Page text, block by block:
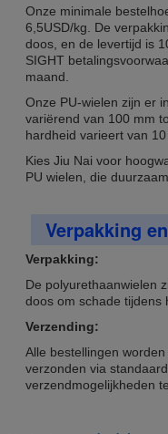
Onze minimale
6,5USD/kg. De
doos, en de levertijd is
SIGHT
maand.
Onze PU-wielen zijn er
variërend van 100 mm
hardheid varieert van
Kies Jiu Nai voor
PU wielen, die
Verpakking
Verpakking:
De polyurethaanwielen
doos om schade tijdens
Verzending:
Alle bestellingen
verzonden via
verzendmogelijkheden